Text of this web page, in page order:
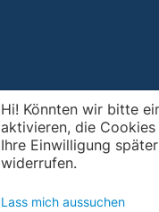
Hi! Könnten wir bitte
aktivieren, die
Ihre Einwilligung
widerrufen.
Lass mich aussuchen